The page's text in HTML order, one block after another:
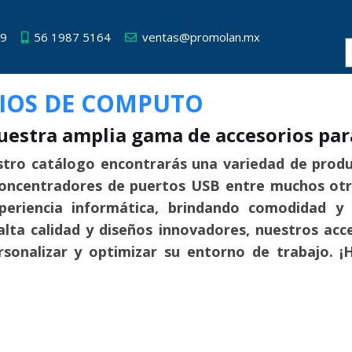
56 1987 5164 ventas@promolan.mx
DE COMPUTO
amplia gama de accesorios
catálogo encontrarás una variedad de
de puertos USB entre muchos
informática, brindando comodidad
calidad y diseños innovadores, nuestros
y optimizar su entorno de trabajo.